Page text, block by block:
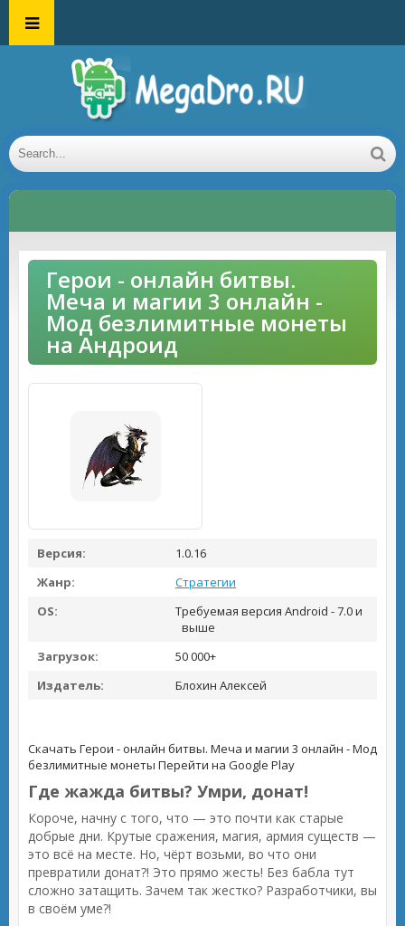
Герои - онлайн битвы.
Меча и магии 3 онлайн -
Мод безлимитные монеты
на Андроид
Версия:
1.0.16
Жанр:
Стратегии
OS:
Требуемая версия Android - 7.0 и
выше
Загрузок:
50 000+
Издатель:
Блохин Алексей
Скачать Герои - онлайн битвы. Меча и магии 3 онлайн - Мод
безлимитные монеты Перейти на Google Play
Где жажда битвы? Умри, донат!
Короче, начну с того, что — это почти как старые
добрые дни. Крутые сражения, магия, армия существ —
это всё на месте. Но, чёрт возьми, во что они
превратили донат?! Это прямо жесть! Без бабла тут
сложно затащить. Зачем так жестко? Разработчики, вы
в своём уме?!